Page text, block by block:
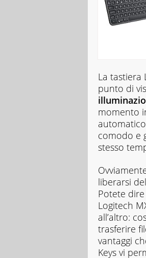
La tastiera
punto di
momento
comodo e
stesso
liberarsi
Potete
Logitech
‎all’altro:
trasferire
vantaggi
Keys vi